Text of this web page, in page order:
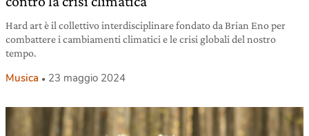
Hard art è il collettivo interdisciplinare fondato da Brian Eno per
combattere i cambiamenti climatici e le crisi globali del nostro
tempo.
Musica 23 maggio 2024